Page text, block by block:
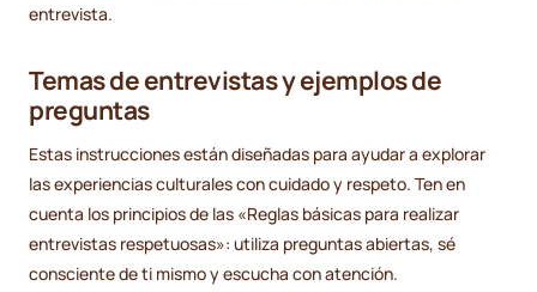
entrevista.
Temas de entrevistas y ejemplos de
preguntas
Estas instrucciones están diseñadas para ayudar a explorar
las experiencias culturales con cuidado y respeto. Ten en
cuenta los principios de las «Reglas básicas para realizar
entrevistas respetuosas»: utiliza preguntas abiertas, sé
consciente de ti mismo y escucha con atención.